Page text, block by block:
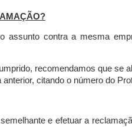
contra a mesma
recomendamos que se
citando o número do
e efetuar a